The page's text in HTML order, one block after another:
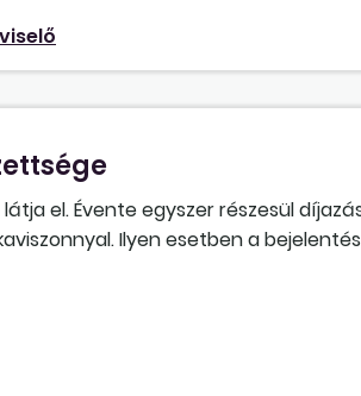
el. Évente egyszer részesül
Ilyen esetben a
milyen időszakra vonatkozik a
kapta? Más szabály
napi nyolcórás munkaviszonya vagy